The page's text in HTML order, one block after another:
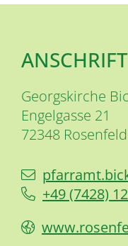
ANSCHRIFT
Georgskirche
Engelgasse 21
72348 Rosenfeld
+49 (7428) 12